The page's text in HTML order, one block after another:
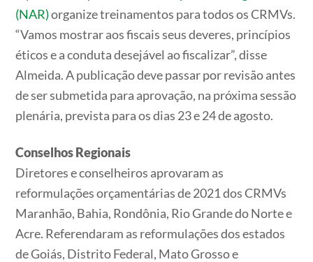
(NAR)organize treinamentos para todos os CRMVs.
“Vamos mostrar aos fiscais seus deveres, princípios
éticos e a conduta desejável ao fiscalizar”, disse
Almeida. A publicação deve passar por revisão antes
de ser submetida para aprovação, na próxima sessão
plenária, prevista para os dias 23 e 24 de agosto.
Conselhos Regionais
Diretores e conselheiros aprovaram as
reformulações orçamentárias de 2021 dos CRMVs
Maranhão, Bahia, Rondônia, Rio Grande do Norte e
Acre. Referendaram as reformulações dos estados
de Goiás, Distrito Federal, Mato Grosso e